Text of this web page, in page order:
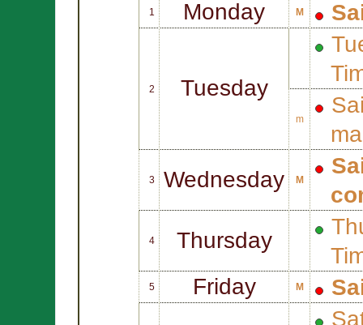
1 Monday M
2 Tuesday
m
3 Wednesday M
4 Thursday
5 Friday M